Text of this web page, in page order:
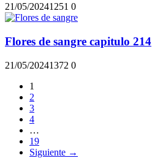
21/05/20241251 0
Flores de sangre capitulo 214
21/05/20241372 0
1
2
3
4
…
19
Siguiente →